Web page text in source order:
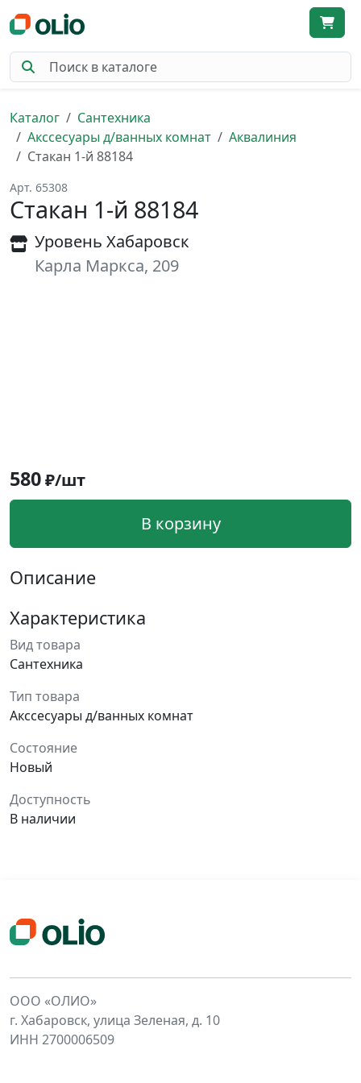
Каталог
Сантехника
Акссесуары д/ванных комнат
Аквалиния
Стакан 1-й 88184
Арт. 65308
Стакан 1-й 88184
Уровень Хабаровск
Карла Маркса, 209
580₽/шт
В корзину
Описание
Характеристика
Вид товара
Сантехника
Тип товара
Акссесуары д/ванных комнат
Состояние
Новый
Доступность
В наличии
ООО «ОЛИО»
г. Хабаровск, улица Зеленая, д. 10
ИНН 2700006509